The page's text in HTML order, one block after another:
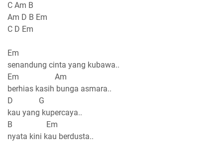
C Am B
Am D B Em
C D Em
Em
senandung cinta yang kubawa..
Em Am
berhias kasih bunga asmara..
D G
kau yang kupercaya..
B Em
nyata kini kau berdusta..